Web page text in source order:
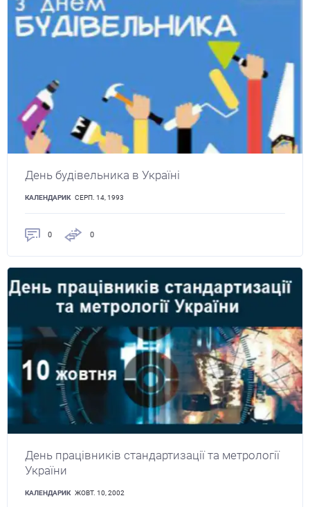
День будівельника в Україні
КАЛЕНДАРИК СЕРП. 14, 1993
0 0
День працівників стандартизації та метрології
України
КАЛЕНДАРИК ЖОВТ. 10, 2002